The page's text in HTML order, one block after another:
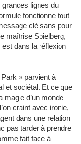
grandes lignes du
fonctionne tout
clé sans pour
maîtrise Spielberg,
est dans la réflexion
Park » parvient à
et sociétal. Et ce que
magie d’un monde
craint avec ironie,
dans une relation
pas tarder à prendre
fait face à